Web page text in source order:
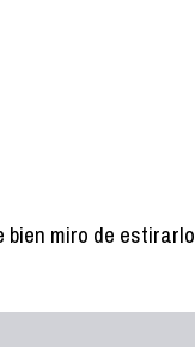
bien miro de estirarlo